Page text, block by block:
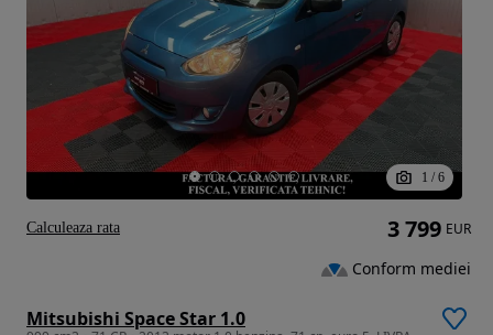
1 / 6
Mitsubishi Space Star 1.0
3 799 EUR
Conform mediei
Calculeaza rata